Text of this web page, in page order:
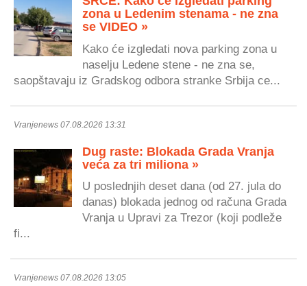
zona u Ledenim stenama - ne zna
se VIDEO »
Kako će izgledati nova parking zona u
naselju Ledene stene - ne zna se,
saopštavaju iz Gradskog odbora stranke Srbija ce...
Vranjenews 07.08.2026 13:31
Dug raste: Blokada Grada Vranja
veća za tri miliona »
U poslednjih deset dana (od 27. jula do
danas) blokada jednog od računa Grada
Vranja u Upravi za Trezor (koji podleže
fi...
Vranjenews 07.08.2026 13:05